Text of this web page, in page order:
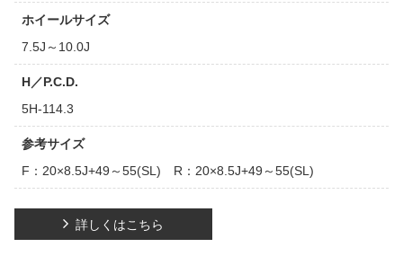
ホイールサイズ
7.5J～10.0J
H／P.C.D.
5H-114.3
参考サイズ
F：20×8.5J+49～55(SL) R：20×8.5J+49～55(SL)
詳しくはこちら